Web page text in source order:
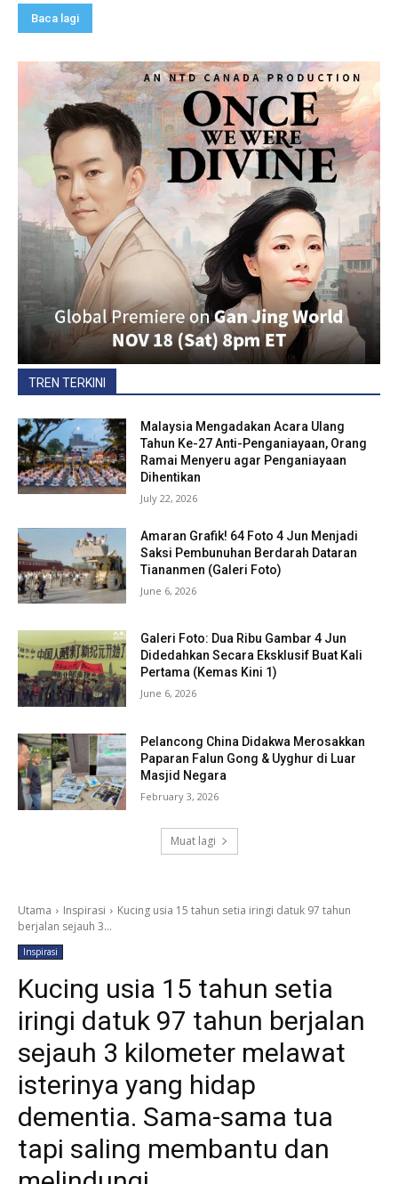
Baca lagi
TREN TERKINI
Malaysia Mengadakan Acara Ulang
Tahun Ke-27 Anti-Penganiayaan, Orang
Ramai Menyeru agar Penganiayaan
Dihentikan
July 22, 2026
Amaran Grafik! 64 Foto 4 Jun Menjadi
Saksi Pembunuhan Berdarah Dataran
Tiananmen (Galeri Foto)
June 6, 2026
Galeri Foto: Dua Ribu Gambar 4 Jun
Didedahkan Secara Eksklusif Buat Kali
Pertama (Kemas Kini 1)
June 6, 2026
Pelancong China Didakwa Merosakkan
Paparan Falun Gong & Uyghur di Luar
Masjid Negara
February 3, 2026
Muat lagi